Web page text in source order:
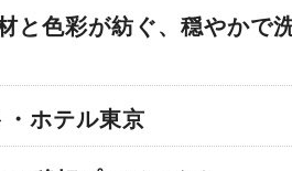
と色彩が紡ぐ、穏やかで
ホテル東京